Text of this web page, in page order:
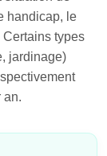
handicap, le
Certains types
jardinage)
an.